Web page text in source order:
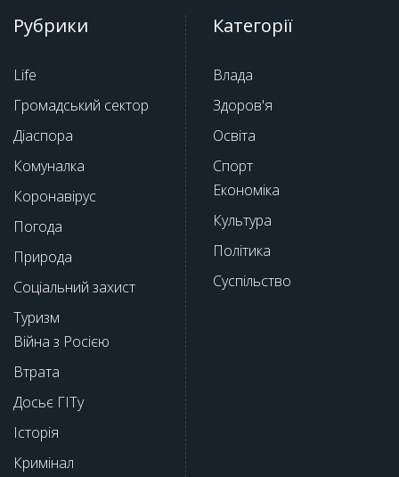
Рубрики
Life
Громадський сектор
Діаспора
Комуналка
Коронавірус
Погода
Природа
Соціальний захист
Туризм
Війна з Росією
Втрата
Досьє ГІТу
Історія
Кримінал
Категорії
Влада
Здоров'я
Освіта
Спорт
Економіка
Культура
Політика
Суспільство